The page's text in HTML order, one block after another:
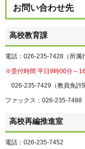
お問い合わせ先
高校教育課
電話：026-235-7428（所属
※受付時間 平日9時00分～
026-235-7429（教員免許
ファックス：026-235-7488
高校再編推進室
電話：026-235-7452